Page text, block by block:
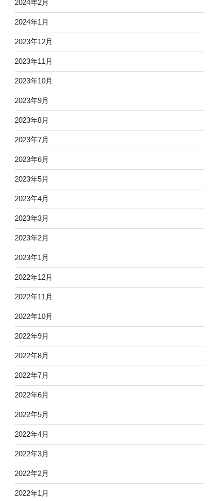
2024年2月
2024年1月
2023年12月
2023年11月
2023年10月
2023年9月
2023年8月
2023年7月
2023年6月
2023年5月
2023年4月
2023年3月
2023年2月
2023年1月
2022年12月
2022年11月
2022年10月
2022年9月
2022年8月
2022年7月
2022年6月
2022年5月
2022年4月
2022年3月
2022年2月
2022年1月